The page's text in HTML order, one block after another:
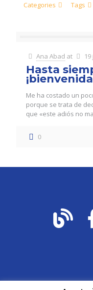
Categories Tags
Ana Abad at
Hasta
Me ha costado un
porque se trata de
que «este adiós no
0